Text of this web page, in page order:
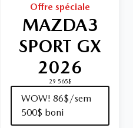
Offre spéciale
MAZDA3
SPORT GX
2026
29 565$
WOW! 86$/sem
500$ boni